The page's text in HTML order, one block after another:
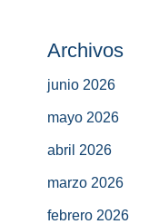
Archivos
junio 2026
mayo 2026
abril 2026
marzo 2026
febrero 2026